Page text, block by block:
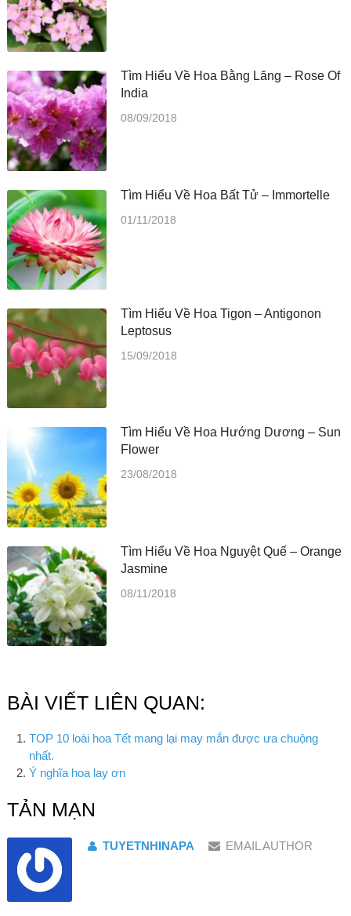
Tìm Hiểu Về Hoa Bằng Lăng – Rose Of
India
08/09/2018
Tìm Hiểu Về Hoa Bất Tử – Immortelle
01/11/2018
Tìm Hiểu Về Hoa Tigon – Antigonon
Leptosus
15/09/2018
Tìm Hiểu Về Hoa Hướng Dương – Sun
Flower
23/08/2018
Tìm Hiểu Về Hoa Nguyệt Quế – Orange
Jasmine
08/11/2018
BÀI VIẾT LIÊN QUAN:
TOP 10 loài hoa Tết mang lại may mắn được ưa chuộng
nhất.
Ý nghĩa hoa lay ơn
TẢN MẠN
TUYETNHINAPA EMAIL AUTHOR